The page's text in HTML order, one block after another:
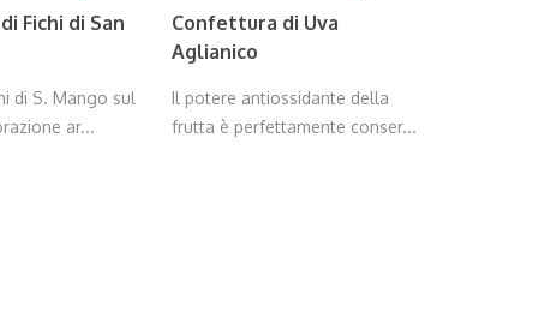
Fichi di San
di S. Mango sul
ar...
Confettura di Uva
Aglianico
Il potere antiossidante della
frutta è perfettamente conser...